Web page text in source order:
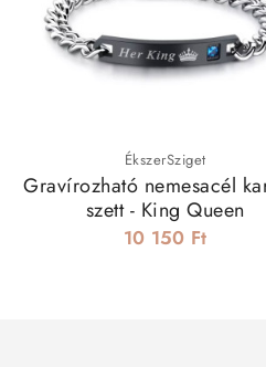
ÉkszerSziget
Gravírozható nemesacél
szett - King Queen
10 150 Ft